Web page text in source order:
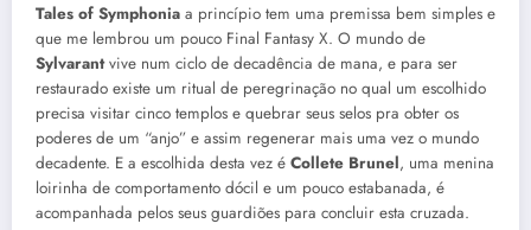
Tales of Symphonia a princípio tem uma premissa bem simples e
que me lembrou um pouco Final Fantasy X. O mundo de
Sylvarantvive num ciclo de decadência de mana, e para ser
restaurado existe um ritual de peregrinação no qual um escolhido
precisa visitar cinco templos e quebrar seus selos pra obter os
poderes de um “anjo” e assim regenerar mais uma vez o mundo
decadente. E a escolhida desta vez é Collete Brunel, uma menina
loirinha de comportamento dócil e um pouco estabanada, é
acompanhada pelos seus guardiões para concluir esta cruzada.